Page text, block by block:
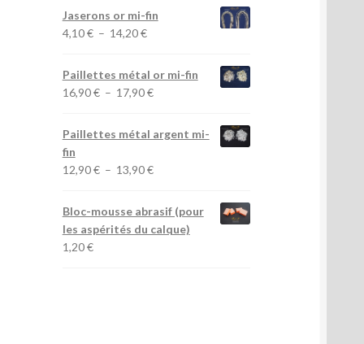
prix :
3,20 €
Jaserons or mi-fin
4,10€ – 14,20€Plage
prix :
4,10 €
Paillettes métal or mi-fin
16,90€ – 17,90€Plage
à
Paillettes métal argent mi-
fin
12,90€ – 13,90€Plage
prix :
12,90 €
Bloc-mousse abrasif (pour
les aspérités du calque)
1,20€